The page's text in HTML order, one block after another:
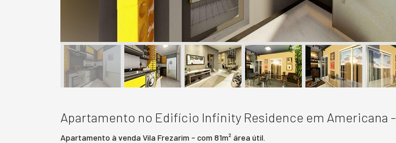
Apartamento no Edifício Infinity Residence em Americana -
Apartamento à venda Vila Frezarim - com 81m² área útil.